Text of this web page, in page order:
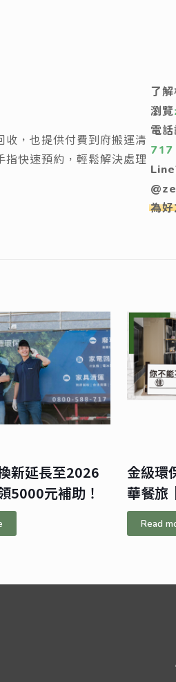
收，也提供付費到府搬運清
指快速預約，輕鬆解決處理
了
瀏覽
電話
717
Line
為
新延長至2026
5000元補助！
金級環
華餐旅
Read